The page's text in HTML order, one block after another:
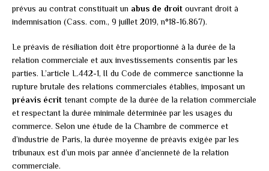
prévus au contrat constituait un abus de droit ouvrant droit à
indemnisation (Cass. com., 9 juillet 2019, n°18-16.867).
Le préavis de résiliation doit être proportionné à la durée de la
relation commerciale et aux investissements consentis par les
parties. L’article L.442-1, II du Code de commerce sanctionne la
rupture brutale des relations commerciales établies, imposant un
préavis écrit tenant compte de la durée de la relation commerciale
et respectant la durée minimale déterminée par les usages du
commerce. Selon une étude de la Chambre de commerce et
d’industrie de Paris, la durée moyenne de préavis exigée par les
tribunaux est d’un mois par année d’ancienneté de la relation
commerciale.